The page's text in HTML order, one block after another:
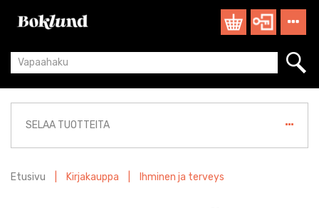
SELAA TUOTTEITA
Etusivu Kirjakauppa Ihminen ja terveys